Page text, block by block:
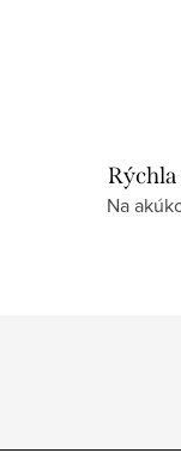
Na